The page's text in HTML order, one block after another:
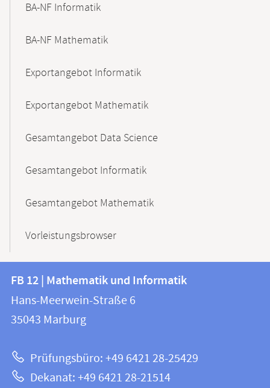
BA-NF Informatik
BA-NF Mathematik
Exportangebot Informatik
Exportangebot Mathematik
Gesamtangebot Data Science
Gesamtangebot Informatik
Gesamtangebot Mathematik
Vorleistungsbrowser
Kontakt
und
Informationen
Website
FB
12
|
und
Informatik
FB 12 | Mathematik und Informatik
Hans-Meerwein-Straße 6
35043 Marburg
Prüfungsbüro: +49 6421 28-25429
Dekanat: +49 6421 28-21514